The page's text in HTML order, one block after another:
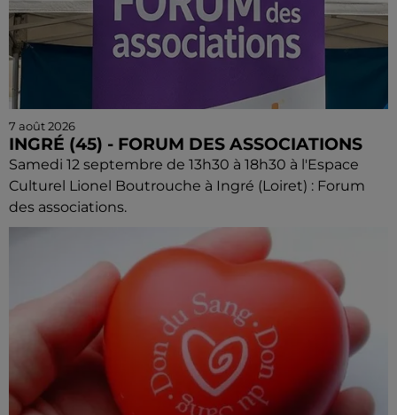
7 août 2026
INGRÉ (45) - FORUM DES ASSOCIATIONS
Samedi 12 septembre de 13h30 à 18h30 à l'Espace
Culturel Lionel Boutrouche à Ingré (Loiret) : Forum
des associations.